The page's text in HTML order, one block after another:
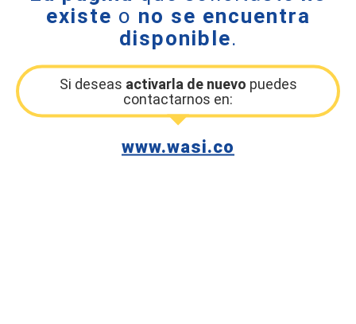
existe o no se encuentra
disponible.
Si deseas activarla de nuevo puedes
contactarnos en:
www.wasi.co